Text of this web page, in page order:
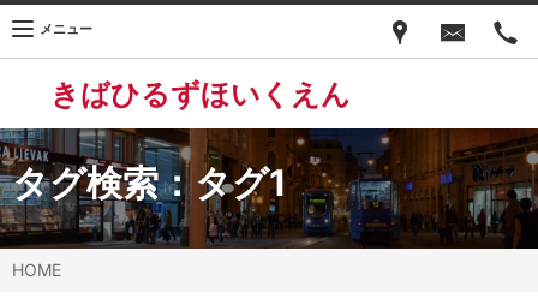
きばひるずほいくえん
メニュー
タグ検索：タグ1
HOME